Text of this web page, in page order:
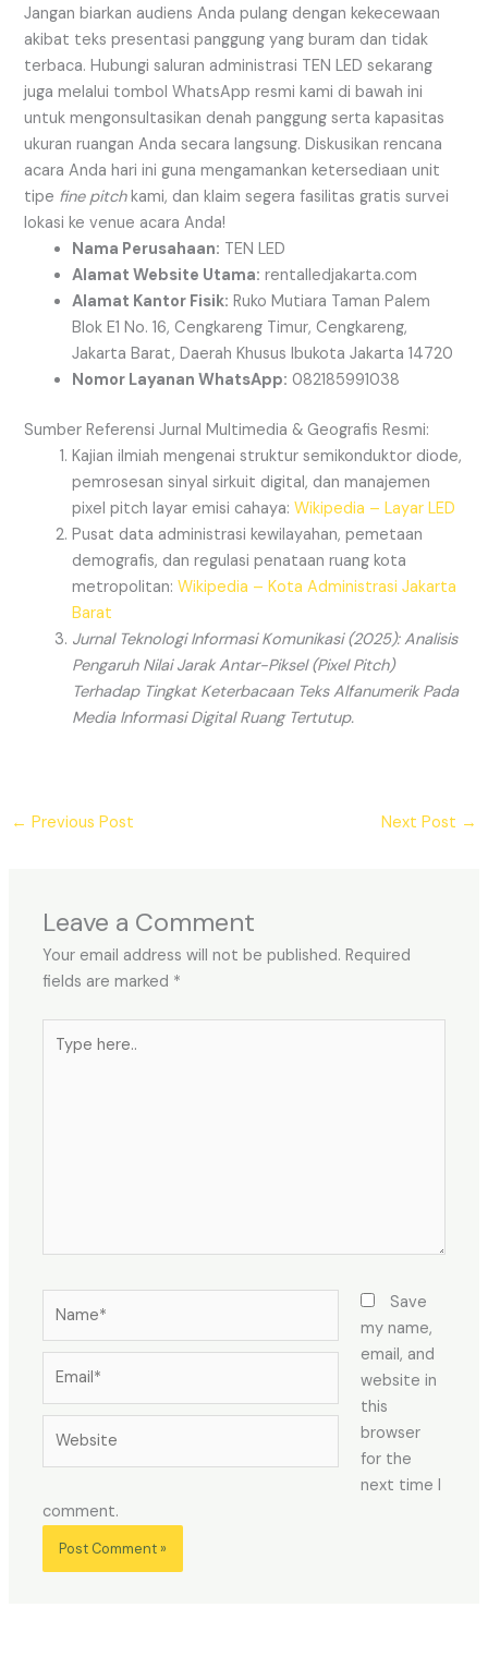
Jangan biarkan audiens Anda pulang dengan kekecewaan
akibat teks presentasi panggung yang buram dan tidak
terbaca. Hubungi saluran administrasi TEN LED sekarang
juga melalui tombol WhatsApp resmi kami di bawah ini
untuk mengonsultasikan denah panggung serta kapasitas
ukuran ruangan Anda secara langsung. Diskusikan rencana
acara Anda hari ini guna mengamankan ketersediaan unit
tipe fine pitchkami, dan klaim segera fasilitas gratis survei
lokasi ke venue acara Anda!
Nama Perusahaan: TEN LED
Alamat Website Utama: rentalledjakarta.com
Alamat Kantor Fisik: Ruko Mutiara Taman Palem
Blok E1 No. 16, Cengkareng Timur, Cengkareng,
Jakarta Barat, Daerah Khusus Ibukota Jakarta 14720
Nomor Layanan WhatsApp: 082185991038
Sumber Referensi Jurnal Multimedia & Geografis Resmi:
Kajian ilmiah mengenai struktur semikonduktor diode,
pemrosesan sinyal sirkuit digital, dan manajemen
pixel pitch layar emisi cahaya:Wikipedia – Layar LED
Pusat data administrasi kewilayahan, pemetaan
demografis, dan regulasi penataan ruang kota
metropolitan:Wikipedia – Kota Administrasi Jakarta
Barat
Jurnal Teknologi Informasi Komunikasi (2025): Analisis
Pengaruh Nilai Jarak Antar-Piksel (Pixel Pitch)
Terhadap Tingkat Keterbacaan Teks Alfanumerik Pada
Media Informasi Digital Ruang Tertutup.
← Previous Post Next Post →
Leave a Comment
Your email address will not be published. Required
fields are marked *
here..
Save
my name,
email, and
website in
this
browser
for the
next time I
comment.